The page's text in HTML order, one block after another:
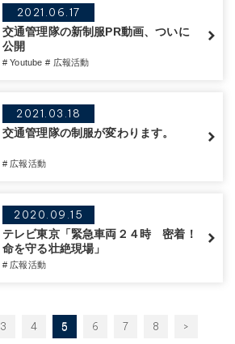
2021.06.17
交通管理隊の新制服PR動画、ついに
公開
# Youtube # 広報活動
2021.03.18
交通管理隊の制服が変わります。
# 広報活動
2020.09.15
テレビ東京「緊急車両２４時 密着！
命を守る壮絶現場」
# 広報活動
3 4 5 6 7 8 >